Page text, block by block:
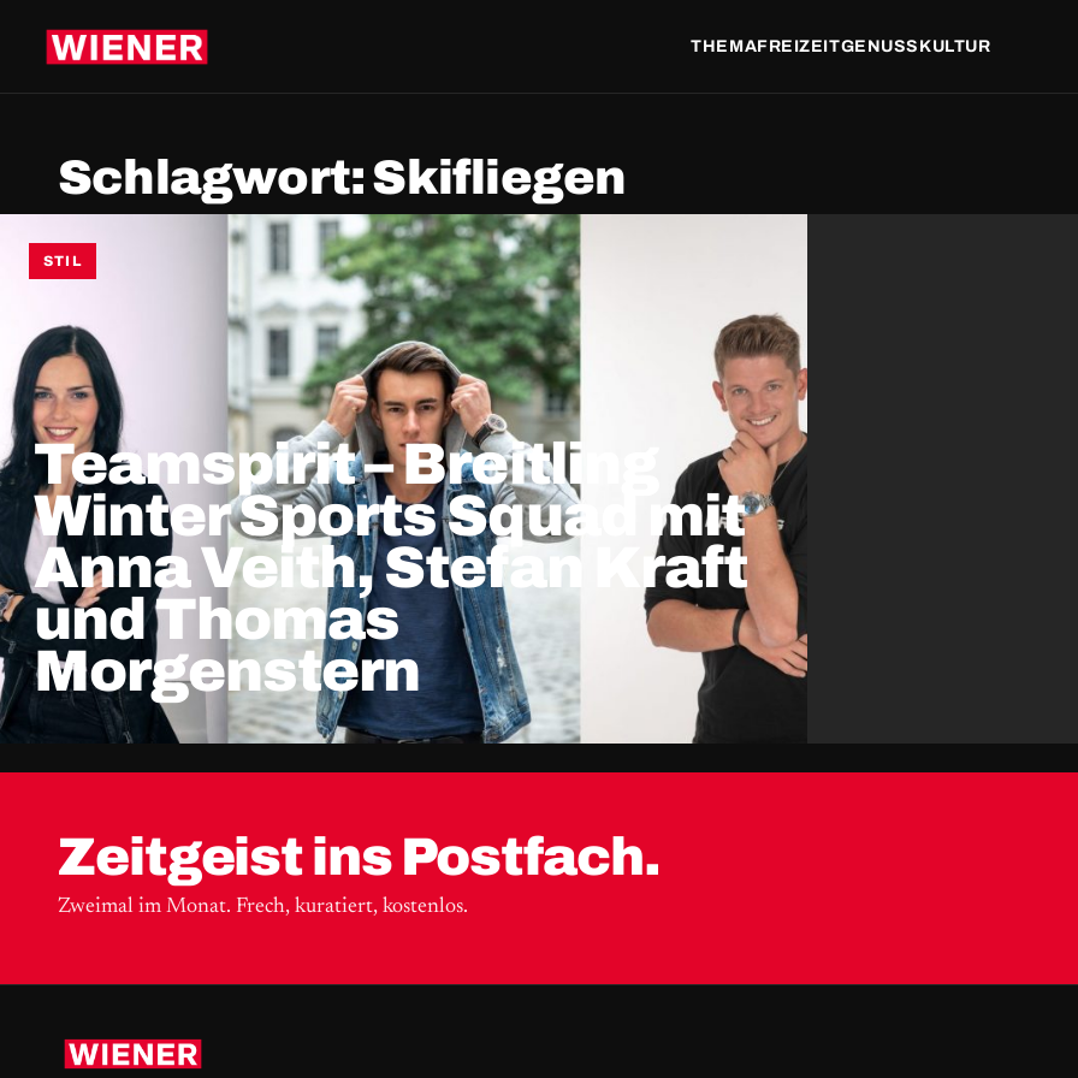
THEMAFREIZEITGENUSS KULTUR
Schlagwort:Skifliegen
STIL
Teamspirit – Breitling
Winter Sports Squad mit
Anna Veith, Stefan Kraft
und Thomas
Morgenstern
Zeitgeist ins Postfach.
Zweimal im Monat. Frech, kuratiert, kostenlos.